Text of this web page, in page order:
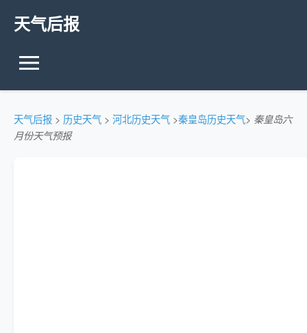
天气后报
天气后报 > 历史天气 > 河北历史天气 >秦皇岛历史天气> 秦皇岛六
月份天气预报